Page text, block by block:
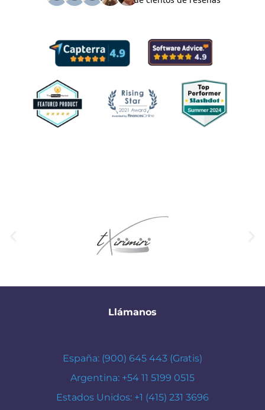
Llámanos
España: (900) 645 443 (Gratis)
Argentina: +54 11 5199 0515
Estados Unidos: +1 (415) 231 3696